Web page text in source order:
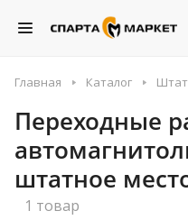
Главная Каталог
Переходные
штатное
1 товар